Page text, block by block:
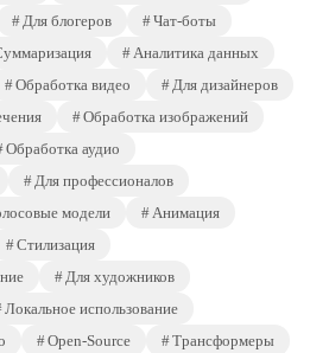
Для блогеров
Чат-боты
Аналитика данных
Обработка видео
Для дизайнеров
Обработка изображений
Обработка аудио
Для профессионалов
модели
Анимация
Стилизация
Для художников
Локальное использование
Open-Source Трансформеры